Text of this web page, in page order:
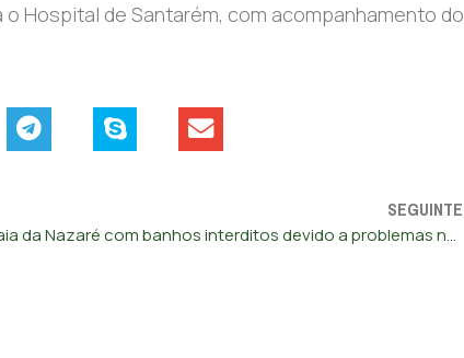
Hospital de Santarém, com acompanhamento do
SEGUINTE
Praia da Nazaré com banhos interditos devido a problemas na conduta de saneamento